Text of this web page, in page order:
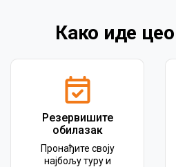
Како иде
Резервишите
обилазак
Пронађите своју
најбољу туру и